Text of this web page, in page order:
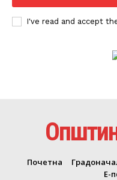
I've read and accept
Почетна
Е-